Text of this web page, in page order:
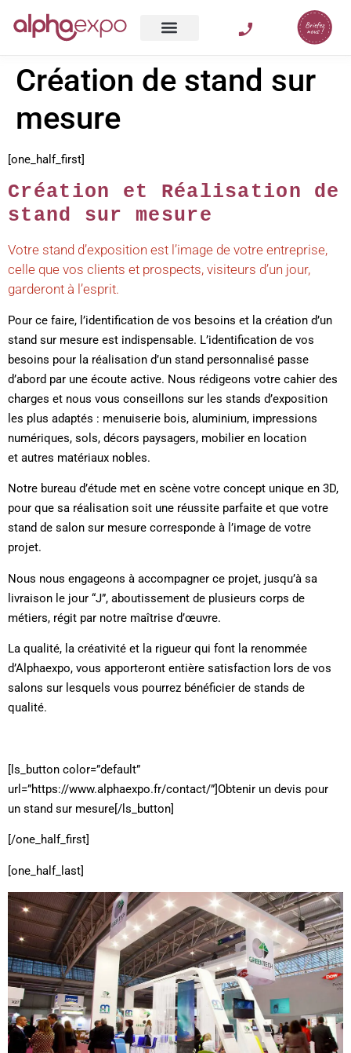
Création de stand sur
mesure
[one_half_first]
Création et Réalisation de
stand sur mesure
Votre stand d’exposition est l’image de votre entreprise,
celle que vos clients et prospects, visiteurs d’un jour,
garderont à l’esprit.
Pour ce faire, l’identification de vos besoins et la création d’un
stand sur mesure est indispensable. L’identification de vos
besoins pour la réalisation d’un stand personnalisé passe
d’abord par une écoute active. Nous rédigeons votre cahier des
charges et nous vous conseillons sur les stands d’exposition
les plus adaptés : menuiserie bois, aluminium, impressions
numériques, sols, décors paysagers, mobilier en location
et autres matériaux nobles.
Notre bureau d’étude met en scène votre concept unique en 3D,
pour que sa réalisation soit une réussite parfaite et que votre
stand de salon sur mesure corresponde à l’image de votre
projet.
Nous nous engageons à accompagner ce projet, jusqu’à sa
livraison le jour “J”, aboutissement de plusieurs corps de
métiers, régit par notre maîtrise d’œuvre.
La qualité, la créativité et la rigueur qui font la renommée
d’Alphaexpo, vous apporteront entière satisfaction lors de vos
salons sur lesquels vous pourrez bénéficier de stands de
qualité.
[ls_button color=”default”
url=”https://www.alphaexpo.fr/contact/”]Obtenir un devis pour
un stand sur mesure[/ls_button]
[/one_half_first]
[one_half_last]